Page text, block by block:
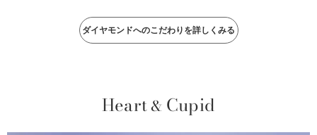
ダイヤモンドへのこだわりを詳しくみる
Heart& Cupid